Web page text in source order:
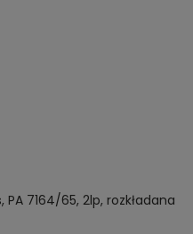
7164/65, 2lp, rozkładana